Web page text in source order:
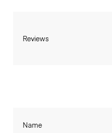
Reviews
Name